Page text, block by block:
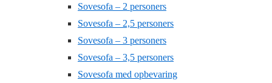
Sovesofa – 2 personers
Sovesofa – 2,5 personers
Sovesofa – 3 personers
Sovesofa – 3,5 personers
Sovesofa med opbevaring